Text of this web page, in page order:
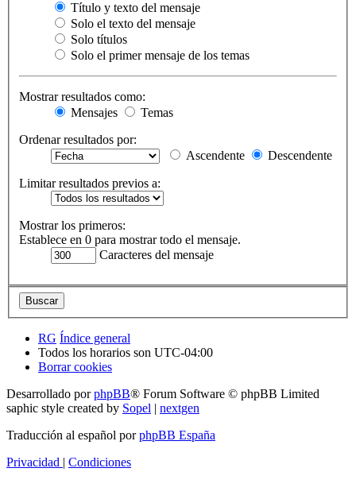
Título y texto del mensaje
Solo el texto del mensaje
Solo títulos
Solo el primer mensaje de los temas
Mostrar resultados como:
Mensajes
Temas
Ordenar resultados por:
Ascendente
Descendente
Limitar resultados previos a:
Mostrar los primeros:
Establece en 0 para mostrar todo el mensaje.
Caracteres del mensaje
RG Índice general
Todos los horarios son UTC-04:00
Borrar cookies
Desarrollado porphpBB® Forum Software © phpBB Limited
saphic style created by Sopel | nextgen
Traducción al español porphpBB España
Privacidad | Condiciones